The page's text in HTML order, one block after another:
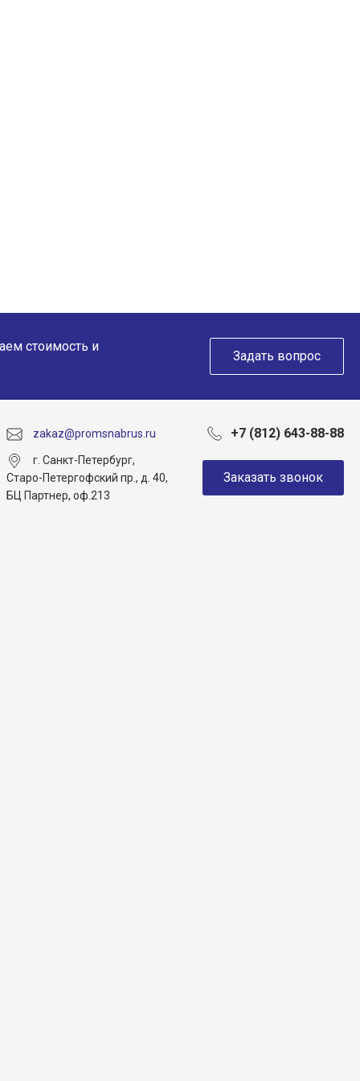
стоимость и
Задать вопрос
zakaz@promsnabrus.ru +7 (812) 643-88-88
г. Санкт-Петербург,
Старо-Петергофский пр., д. 40,
БЦ Партнер, оф.213
Заказать звонок